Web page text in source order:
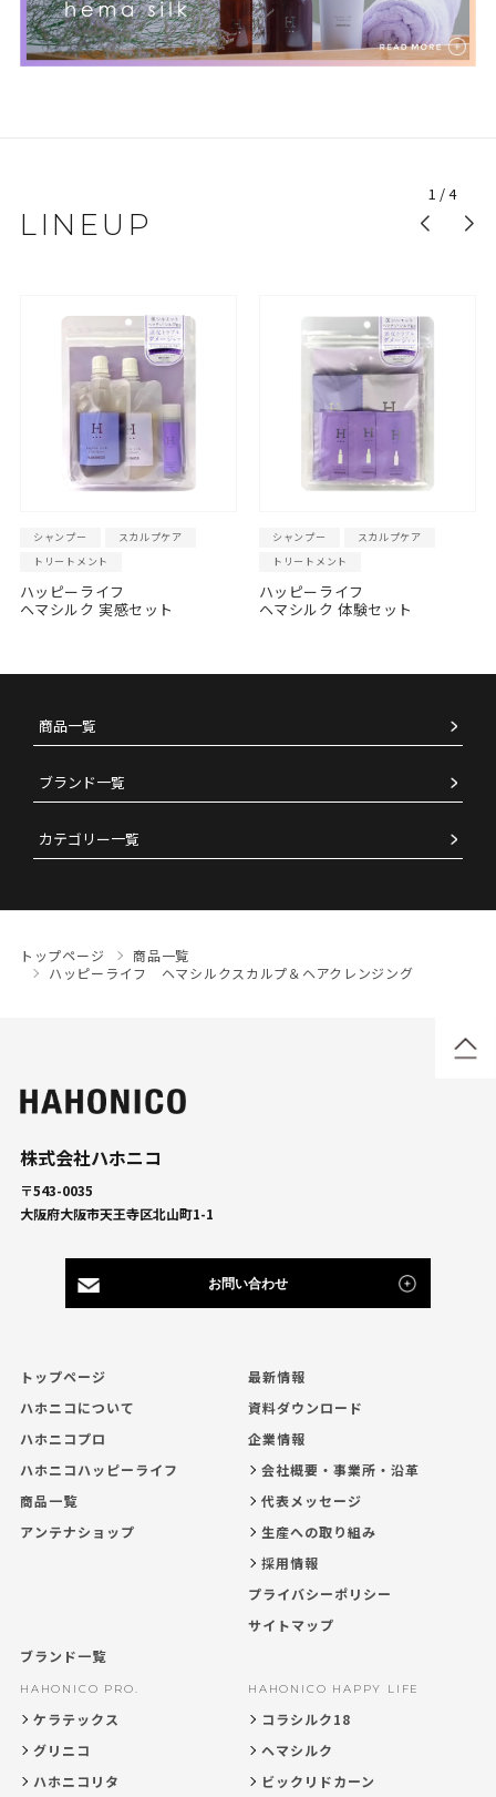
LINEUP
シャンプー
スカルプケア
トリートメント
ハッピーライフ
ヘマシルク 実感セット
シャンプー
スカルプケア
トリートメント
ハッピーライフ
ヘマシルク 体験セット
1 /4
商品一覧
ブランド一覧
カテゴリー一覧
トップページ
商品一覧
ハッピーライフ ヘマシルクスカルプ＆ヘアクレンジング
株式会社ハホニコ
〒543-0035
大阪府大阪市天王寺区北山町1-1
お問い合わせ
トップページ
ハホニコについて
ハホニコプロ
ハホニコハッピーライフ
商品一覧
アンテナショップ
ブランド一覧
HAHONICO PRO.
ケラテックス
グリニコ
ハホニコリタ
HAHONICO HAPPY LIFE
コラシルク18
ヘマシルク
ビックリドカーン
最新情報
資料ダウンロード
企業情報
会社概要・事業所・沿革
代表メッセージ
生産への取り組み
採用情報
プライバシーポリシー
サイトマップ